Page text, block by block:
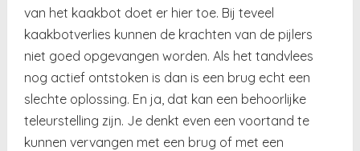
van het kaakbot doet er hier toe. Bij teveel
kaakbotverlies kunnen de krachten van de pijlers
niet goed opgevangen worden. Als het tandvlees
nog actief ontstoken is dan is een brug echt een
slechte oplossing. En ja, dat kan een behoorlijke
teleurstelling zijn. Je denkt even een voortand te
kunnen vervangen met een brug of met een